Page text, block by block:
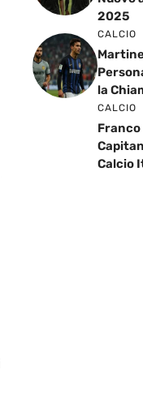
2025
CALCIO
la
CALCIO
Calcio